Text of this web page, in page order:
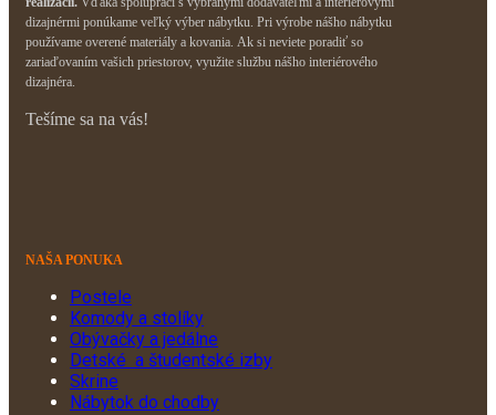
dizajnérmi ponúkame veľký výber nábytku. Pri výrobe nášho nábytku
používame overené materiály a kovania. Ak si neviete poradiť so
zariaďovaním vašich priestorov, využite službu nášho interiérového
dizajnéra.
Tešíme sa na vás!
NAŠA PONUKA
Postele
Komody a stolíky
Obývačky a jedálne
Detské a študentské izby
Skrine
Nábytok do chodby